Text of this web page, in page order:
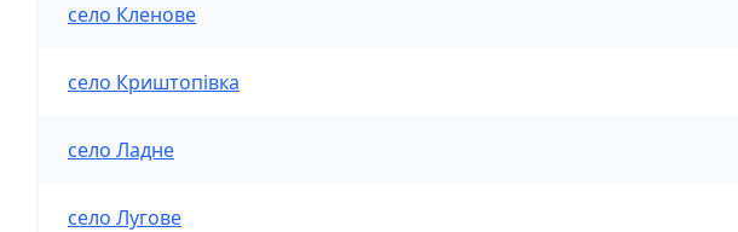
село Кленове
село Криштопівка
село Ладне
село Лугове